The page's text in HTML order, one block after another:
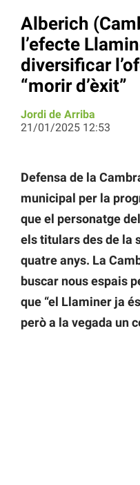
Alberich
l’efecte
diversificar
“morir d’èxit”
Jordi de Arriba
21/01/2025 12:53
Defensa de la
municipal per la
que el personatge
els titulars des de la
quatre anys. La
buscar nous espais
que “el Llaminer ja
però a la vegada un